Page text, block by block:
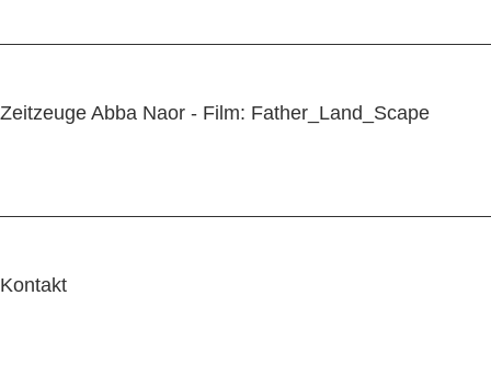
Zeitzeuge Abba Naor - Film: Father_Land_Scape
Kontakt